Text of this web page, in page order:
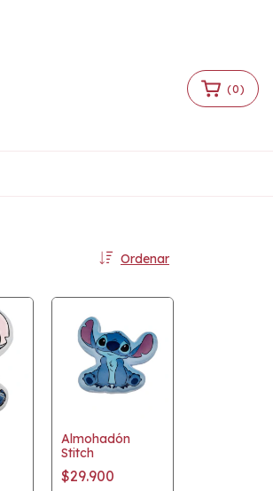
(0)
Ordenar
Almohadón
Stitch
$29.900